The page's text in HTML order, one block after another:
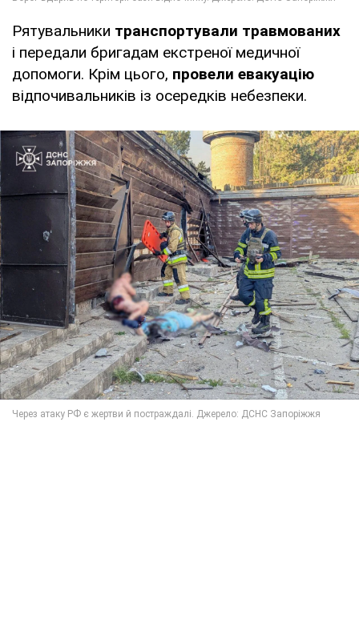
Рятувальники транспортували травмованих
і передали бригадам екстреної медичної
допомоги. Крім цього, провели евакуацію
відпочивальників із осередків небезпеки.